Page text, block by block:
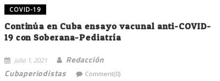
COVID-19
Continúa en Cuba ensayo vacunal anti-COVID-
19 con Soberana-Pediatría
julio 1, 2021
Redacción
Cubaperiodistas
Comment(0)